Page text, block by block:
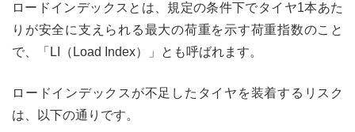
ロードインデックスとは、規定の条件下でタイヤ1本あた
りが安全に支えられる最大の荷重を示す荷重指数のこと
で、「LI（Load Index）」とも呼ばれます。
ロードインデックスが不足したタイヤを装着するリスク
は、以下の通りです。